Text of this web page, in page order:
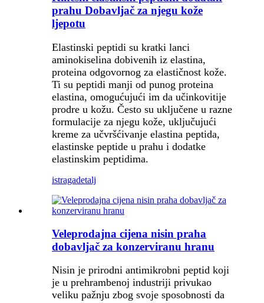
prahu Dobavljač za njegu kože
ljepotu
Elastinski peptidi su kratki lanci
aminokiselina dobivenih iz elastina,
proteina odgovornog za elastičnost kože.
Ti su peptidi manji od punog proteina
elastina, omogućujući im da učinkovitije
prodre u kožu. Često su uključene u razne
formulacije za njegu kože, uključujući
kreme za učvršćivanje elastina peptida,
elastinske peptide u prahu i dodatke
elastinskim peptidima.
istragadetalj
Veleprodajna cijena nisin praha
dobavljač za konzerviranu hranu
Nisin je prirodni antimikrobni peptid koji
je u prehrambenoj industriji privukao
veliku pažnju zbog svoje sposobnosti da